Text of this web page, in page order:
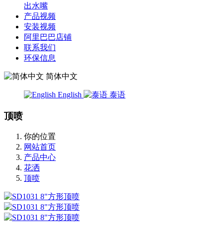
出水嘴
产品视频
安装视频
阿里巴巴店铺
联系我们
环保信息
简体中文
English 泰语
顶喷
你的位置
网站首页
产品中心
花洒
顶喷